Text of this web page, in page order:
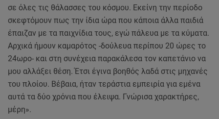
σε όλες τις θάλασσες του κόσμου. Εκείνη την περίοδο
σκεφτόμουν πως την ίδια ώρα που κάποια άλλα παιδιά
έπαιζαν με τα παιχνίδια τους, εγώ πάλευα με τα κύματα.
Αρχικά ήμουν καμαρότος -δούλευα περίπου 20 ώρες το
24ωρο- και στη συνέχεια παρακάλεσα τον καπετάνιο να
μου αλλάξει θέση. Έτσι έγινα βοηθός λαδά στις μηχανές
του πλοίου. Βέβαια, ήταν τεράστια εμπειρία για εμένα
αυτά τα δύο χρόνια που έλειψα. Γνώρισα χαρακτήρες,
μέρη».